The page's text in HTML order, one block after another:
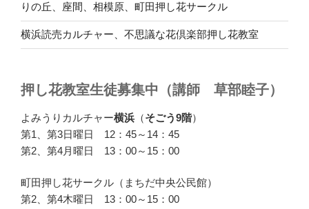
りの丘、座間、相模原、町田押し花サークル
横浜読売カルチャー、不思議な花倶楽部押し花教室
押し花教室生徒募集中（講師 草部睦子）
よみうりカルチャー横浜 （そごう9階）
第1、第3日曜日 12：45～14：45
第2、第4月曜日 13：00～15：00
町田押し花サークル（まちだ中央公民館）
第2、第4木曜日 13：00～15：00